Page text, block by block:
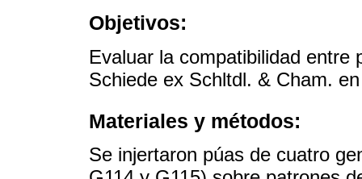
Objetivos:
Evaluar la compatibilidad
Schiede ex Schltdl. & Cham.
Materiales y métodos:
Se injertaron púas de cuatro